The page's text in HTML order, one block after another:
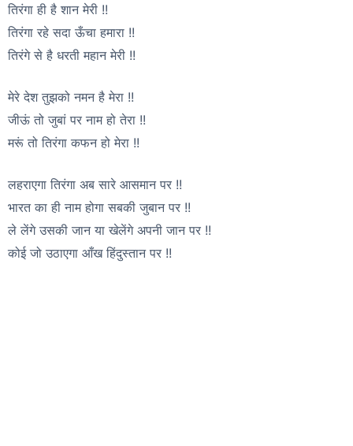
तिरंगा ही है शान मेरी !!
तिरंगा रहे सदा ऊँचा हमारा !!
तिरंगे से है धरती महान मेरी !!
मेरे देश तुझको नमन है मेरा !!
जीऊं तो जुबां पर नाम हो तेरा !!
मरूं तो तिरंगा कफन हो मेरा !!
लहराएगा तिरंगा अब सारे आसमान पर !!
भारत का ही नाम होगा सबकी जुबान पर !!
ले लेंगे उसकी जान या खेलेंगे अपनी जान पर !!
कोई जो उठाएगा आँख हिंदुस्तान पर !!